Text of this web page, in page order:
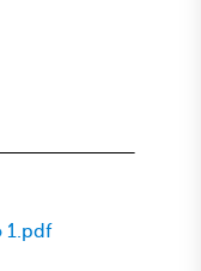
1.pdf